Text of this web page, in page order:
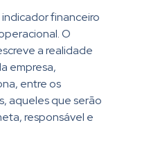
financeiro
O
a realidade
empresa,
entre os
aqueles que serão
responsável e